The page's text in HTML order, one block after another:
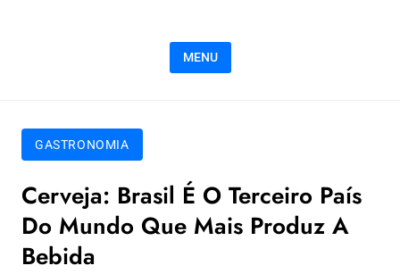
MENU
GASTRONOMIA
Cerveja: Brasil É O Terceiro País
Do Mundo Que Mais Produz A
Bebida